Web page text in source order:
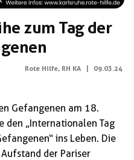
zum Tag der
Rote Hilfe, RH KA 09.03.24
Gefangenen am 18.
den „Internationalen Tag
ins Leben. Die
der Pariser